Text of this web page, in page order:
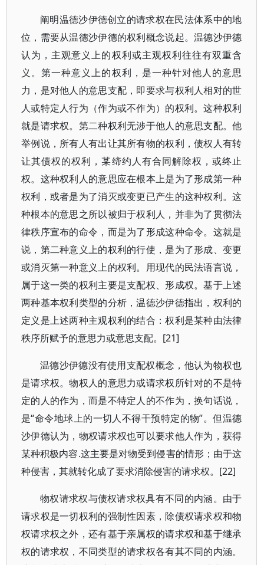
阐明温德沙伊德创立的请求权在民法体系中的地
位，需要从温德沙伊德的权利概念说起。温德沙伊德
认为，主观意义上的权利或主观权利往往有双重含
义。第一种意义上的权利，是一种针对他人的意思
力，是对他人的意思支配，即要求与权利人相对的世
人或特定人行为（作为或不作为）的权利。这种权利
就是请求权。第二种权利无涉于他人的意思支配。他
举例说，所有人有出让其所有物的权利，债权人有转
让其债权的权利，某缔约人有合同解除权，或终止
权。这种权利人的意思应在根本上是为了形成第一种
权利，或者是为了消灭或变更已产生的这种权利。这
种根本的意思之所以被归于权利人，并非为了贯彻法
律秩序宣布的命令，而是为了形成这种命令。这就是
说，第二种意义上的权利的行使，是为了形成、变更
或消灭第一种意义上的权利。用现代的民法语言说，
属于这一类的权利主要是支配权、形成权。基于上述
两种基本权利类型的分析，温德沙伊德指出，权利的
定义是上述两种主观权利的结合：权利是某种由法律
秩序所赋予的意思力或意思支配。[21]
温德沙伊德没有使用支配权概念，他认为物权也
是请求权。物权人的意思力或请求权所针对的不是特
定的人的作为，而是不特定人的不作为，换句话说，
是“命令地球上的一切人不得干预特定的物”。但温德
沙伊德认为，物权请求权也可以要求他人作为，获得
某种积极内容.这主要是对物受到侵害的情形；由于这
种侵害，其就转化成了要求消除侵害的请求权。[22]
物权请求权与债权请求权具有不同的内涵。由于
请求权是一切权利的强制性因素，除债权请求权和物
权请求权之外，还有基于亲属权的请求权和基于继承
权的请求权，不同类型的请求权各有其不同的内涵。